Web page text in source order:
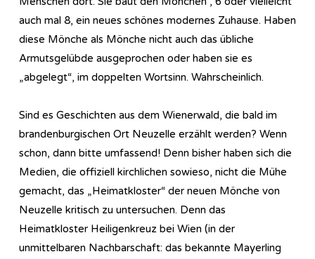
auch mal 8, ein neues schönes modernes Zuhause. Haben
diese Mönche als Mönche nicht auch das übliche
Armutsgelübde ausgeprochen oder haben sie es
„abgelegt“, im doppelten Wortsinn. Wahrscheinlich.
Sind es Geschichten aus dem Wienerwald, die bald im
brandenburgischen Ort Neuzelle erzählt werden? Wenn
schon, dann bitte umfassend! Denn bisher haben sich die
Medien, die offiziell kirchlichen sowieso, nicht die Mühe
gemacht, das „Heimatkloster“ der neuen Mönche von
Neuzelle kritisch zu untersuchen. Denn das
Heimatkloster Heiligenkreuz bei Wien (in der
unmittelbaren Nachbarschaft: das bekannte Mayerling